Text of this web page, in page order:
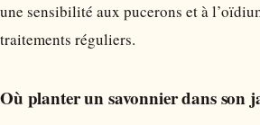
une sensibilité aux pucerons et à
traitements réguliers.
Où planter un savonnier dans son